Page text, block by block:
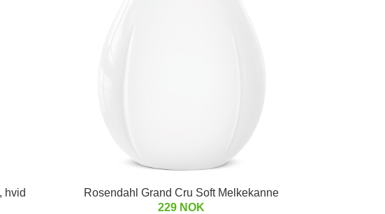
hvid
Rosendahl Grand Cru Soft Melkekanne
229 NOK